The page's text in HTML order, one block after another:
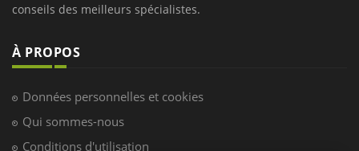
conseils des meilleurs spécialistes.
À PROPOS
Données personnelles et cookies
Qui sommes-nous
Conditions d'utilisation